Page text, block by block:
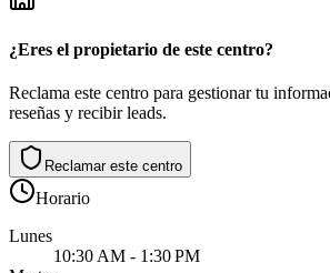
¿Eres el propietario de este centro?
Reclama este centro para gestionar tu
reseñas y recibir leads.
Reclamar este centro
Horario
Lunes
10:30 AM - 1:30 PM